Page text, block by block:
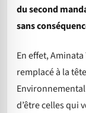
du second
sans
En effet,
remplacé à la
d’être celles qui